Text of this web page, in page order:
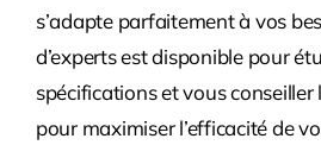
s’adapte parfaitement à vos
d’experts est disponible pour
spécifications et vous
pour maximiser l’efficacité de